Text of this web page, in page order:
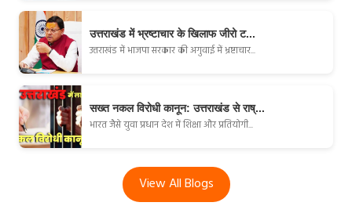
उत्तराखंड में भ्रष्टाचार के खिलाफ जीरो ट...
उत्तराखंड में भाजपा सरकार की अगुवाई में भ्रष्टाचार...
सख्त नकल विरोधी कानून: उत्तराखंड से राष्...
भारत जैसे युवा प्रधान देश में शिक्षा और प्रतियोगी...
View All Blogs